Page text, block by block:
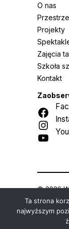
O nas
Projekty
Zajęcia
Szkoła
Kontakt
© 2026
rights
Ta strona
najwyższym